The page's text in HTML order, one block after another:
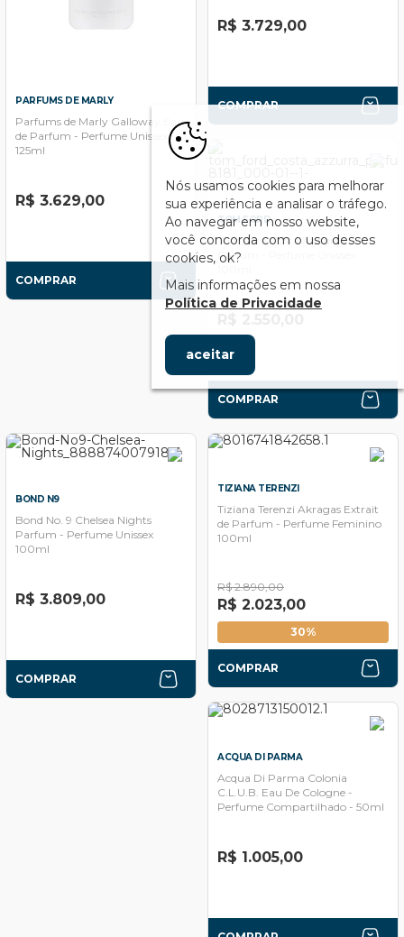
PARFUMS DE MARLY
Parfums de Marly Galloway Eau
de Parfum - Perfume Unissex
125ml
R$ 3.629,00
COMPRAR
R$ 3.729,00
COMPRAR
TOM FORD
Tom Ford Costa Azzurra
Parfum - Perfume Unissex
COMPRAR
BOND N9
Bond No. 9 Chelsea Nights
Parfum - Perfume Unissex
100ml
R$ 3.809,00
COMPRAR
TIZIANA TERENZI
Tiziana Terenzi Akragas Extrait
de Parfum - Perfume Feminino
100ml
R$ 2.890,00
R$ 2.023,00
30%
COMPRAR
ACQUA DI PARMA
Acqua Di Parma Colonia
C.L.U.B. Eau De Cologne -
Perfume Compartilhado - 50ml
R$ 1.005,00
Nós usamos cookies para melhorar
sua experiência e analisar o tráfego.
Ao navegar em nosso website,
você concorda com o uso desses
cookies, ok?
Mais informações em nossa
Política de Privacidade
aceitar